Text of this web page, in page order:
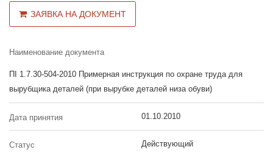
ЗАЯВКА НА ДОКУМЕНТ
Наименование документа
ПІ 1.7.30-504-2010 Примерная инструкция по охране труда для
вырубщика деталей (при вырубке деталей низа обуви)
Дата принятия 01.10.2010
Статус Действующий